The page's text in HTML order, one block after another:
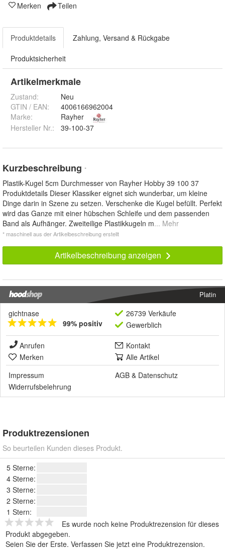
Merken Teilen
Produktdetails Zahlung, Versand & Rückgabe
Produktsicherheit
Artikelmerkmale
Zustand:
Neu
GTIN / EAN:
4006166962004
Marke:
Rayher
Hersteller Nr.:
39-100-37
Kurzbeschreibung *
Plastik-Kugel 5cm Durchmesser von Rayher Hobby 39 100 37
Produktdetails Dieser Klassiker eignet sich wunderbar, um kleine
Dinge darin in Szene zu setzen. Verschenke die Kugel befüllt. Perfekt
wird das Ganze mit einer hübschen Schleife und dem passenden
Band als Aufhänger. Zweiteilige Plastikkugeln m... Mehr
* maschinell aus der Artikelbeschreibung erstellt
Artikelbeschreibung anzeigen
Platin
gichtnase
99% positiv
26739 Verkäufe
Gewerblich
Anrufen
Kontakt
Merken
Alle Artikel
Impressum
AGB & Datenschutz
Widerrufsbelehrung
Produktrezensionen
So beurteilen Kunden dieses Produkt.
5 Sterne:
4 Sterne:
3 Sterne:
2 Sterne:
1 Stern:
Es wurde noch keine Produktrezension für dieses
Produkt abgegeben.
Seien Sie der Erste. Verfassen Sie jetzt eine Produktrezension.